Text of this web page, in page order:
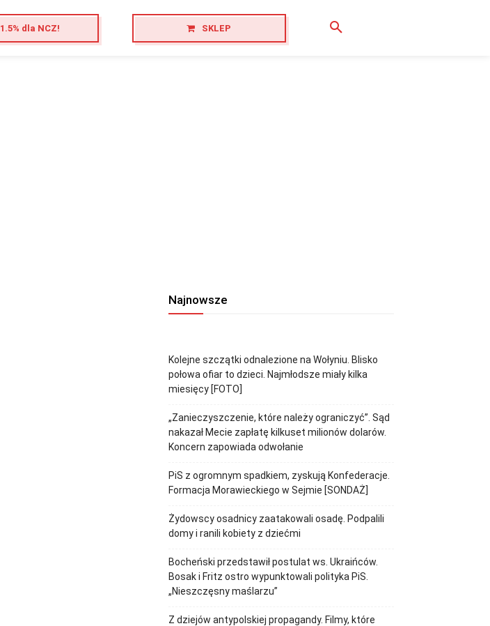
1.5% dla NCZ! SKLEP
Najnowsze
Kolejne szczątki odnalezione na Wołyniu. Blisko
połowa ofiar to dzieci. Najmłodsze miały kilka
miesięcy [FOTO]
„Zanieczyszczenie, które należy ograniczyć”. Sąd
nakazał Mecie zapłatę kilkuset milionów dolarów.
Koncern zapowiada odwołanie
PiS z ogromnym spadkiem, zyskują Konfederacje.
Formacja Morawieckiego w Sejmie [SONDAŻ]
Żydowscy osadnicy zaatakowali osadę. Podpalili
domy i ranili kobiety z dziećmi
Bocheński przedstawił postulat ws. Ukraińców.
Bosak i Fritz ostro wypunktowali polityka PiS.
„Nieszczęsny maślarzu”
Z dziejów antypolskiej propagandy. Filmy, które